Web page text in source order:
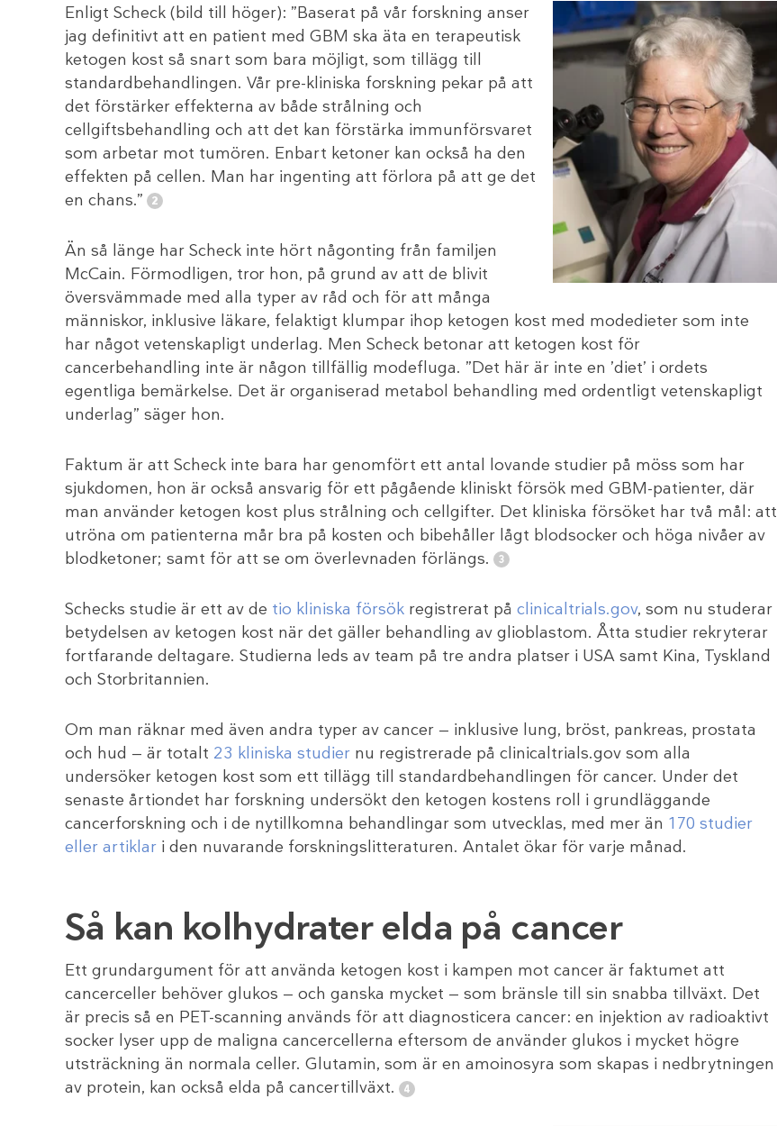
Enligt Scheck (bild till höger): ”Baserat på vår forskning anser
jag definitivt att en patient med GBM ska äta en terapeutisk
ketogen kost så snart som bara möjligt, som tillägg till
standardbehandlingen. Vår pre-kliniska forskning pekar på att
det förstärker effekterna av både strålning och
cellgiftsbehandling och att det kan förstärka immunförsvaret
som arbetar mot tumören. Enbart ketoner kan också ha den
effekten på cellen. Man har ingenting att förlora på att ge det
en chans.”
Än så länge har Scheck inte hört någonting från familjen
McCain. Förmodligen, tror hon, på grund av att de blivit
översvämmade med alla typer av råd och för att många
människor, inklusive läkare, felaktigt klumpar ihop ketogen kost med modedieter som inte
har något vetenskapligt underlag. Men Scheck betonar att ketogen kost för
cancerbehandling inte är någon tillfällig modefluga. ”Det här är inte en ’diet’ i ordets
egentliga bemärkelse. Det är organiserad metabol behandling med ordentligt vetenskapligt
underlag” säger hon.
Faktum är att Scheck inte bara har genomfört ett antal lovande studier på möss som har
sjukdomen, hon är också ansvarig för ett pågående kliniskt försök med GBM-patienter, där
man använder ketogen kost plus strålning och cellgifter. Det kliniska försöket har två mål: att
utröna om patienterna mår bra på kosten och bibehåller lågt blodsocker och höga nivåer av
blodketoner; samt för att se om överlevnaden förlängs.
Schecks studie är ett av de tio kliniska försök registrerat på clinicaltrials.gov, som nu studerar
betydelsen av ketogen kost när det gäller behandling av glioblastom. Åtta studier rekryterar
fortfarande deltagare. Studierna leds av team på tre andra platser i USA samt Kina, Tyskland
och Storbritannien.
Om man räknar med även andra typer av cancer — inklusive lung, bröst, pankreas, prostata
och hud — är totalt 23 kliniska studier nu registrerade på clinicaltrials.gov som alla
undersöker ketogen kost som ett tillägg till standardbehandlingen för cancer. Under det
senaste årtiondet har forskning undersökt den ketogen kostens roll i grundläggande
cancerforskning och i de nytillkomna behandlingar som utvecklas, med mer än 170 studier
eller artiklar i den nuvarande forskningslitteraturen. Antalet ökar för varje månad.
Så kan kolhydrater elda på cancer
Ett grundargument för att använda ketogen kost i kampen mot cancer är faktumet att
cancerceller behöver glukos — och ganska mycket — som bränsle till sin snabba tillväxt. Det
är precis så en PET-scanning används för att diagnosticera cancer: en injektion av radioaktivt
socker lyser upp de maligna cancercellerna eftersom de använder glukos i mycket högre
utsträckning än normala celler. Glutamin, som är en amoinosyra som skapas i nedbrytningen
av protein, kan också elda på cancertillväxt.